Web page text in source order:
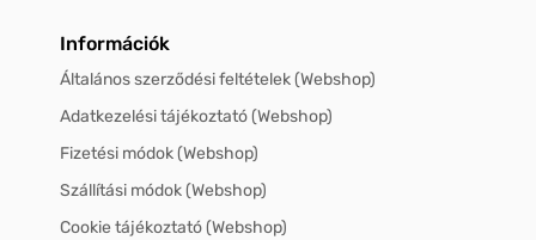
Információk
Általános szerződési feltételek (Webshop)
Adatkezelési tájékoztató (Webshop)
Fizetési módok (Webshop)
Szállítási módok (Webshop)
Cookie tájékoztató (Webshop)